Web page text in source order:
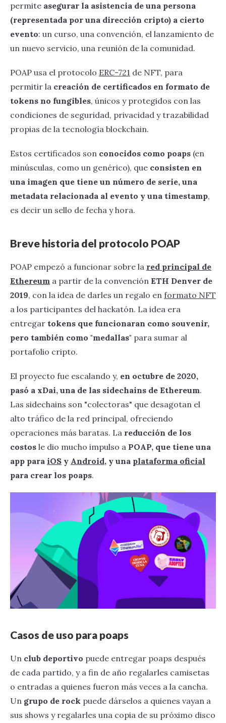
permite asegurar la asistencia de una persona
(representada por una dirección cripto) a cierto
evento: un curso, una convención, el lanzamiento de
un nuevo servicio, una reunión de la comunidad.
POAP usa el protocolo ERC-721 de NFT, para
permitir la creación de certificados en formato de
tokens no fungibles, únicos y protegidos con las
condiciones de seguridad, privacidad y trazabilidad
propias de la tecnología blockchain.
Estos certificados son conocidos como poaps (en
minúsculas, como un genérico), que consisten en
una imagen que tiene un número de serie, una
metadata relacionada al evento y una timestamp,
es decir un sello de fecha y hora.
Breve historia del protocolo POAP
POAP empezó a funcionar sobre la red principal de
Ethereum a partir de la convención ETH Denver de
2019, con la idea de darles un regalo en formato NFT
a los participantes del hackatón. La idea era
entregar tokens que funcionaran como souvenir,
pero también como "medallas" para sumar al
portafolio cripto.
El proyecto fue escalando y, en octubre de 2020,
pasó a xDai, una de las sidechains de Ethereum.
Las sidechains son "colectoras" que desagotan el
alto tráfico de la red principal, ofreciendo
operaciones más baratas. La reducción de los
costos le dio mucho impulso a POAP, que tiene una
app para iOS y Android, y una plataforma oficial
para crear los poaps.
Casos de uso para poaps
Un club deportivo puede entregar poaps después
de cada partido, y a fin de año regalarles camisetas
o entradas a quienes fueron más veces a la cancha.
Un grupo de rock puede dárselos a quienes vayan a
sus shows y regalarles una copia de su próximo disco